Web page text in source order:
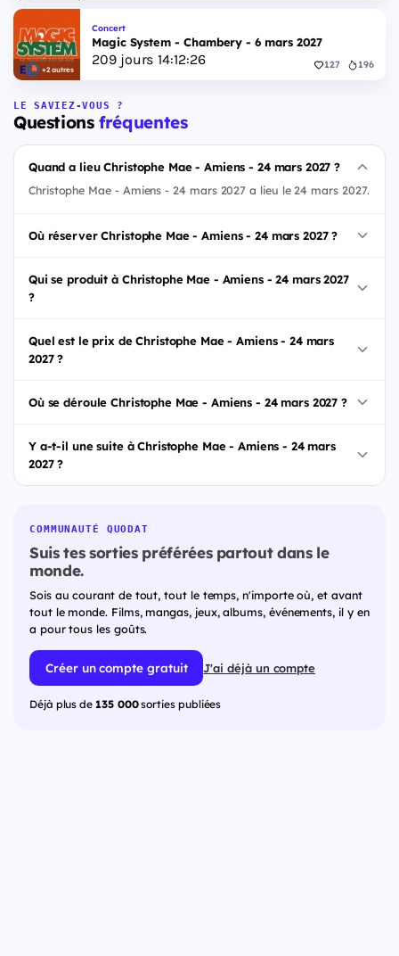
+2 autres
Concert
Magic System - Chambery - 6 mars 2027
209jours 14:12:26 127 196
LE SAVIEZ-VOUS ?
Questionsfréquentes
Quand a lieu Christophe Mae - Amiens - 24 mars 2027 ?
Christophe Mae - Amiens - 24 mars 2027 a lieu le 24 mars 2027.
Où réserver Christophe Mae - Amiens - 24 mars 2027 ?
Qui se produit à Christophe Mae - Amiens - 24 mars 2027
?
Quel est le prix de Christophe Mae - Amiens - 24 mars
2027 ?
Où se déroule Christophe Mae - Amiens - 24 mars 2027 ?
Y a-t-il une suite à Christophe Mae - Amiens - 24 mars
2027 ?
COMMUNAUTÉ QUODAT
Suis tes sorties préférées partout dans le
monde.
Sois au courant de tout, tout le temps, n'importe où, et avant
tout le monde. Films, mangas, jeux, albums, événements, il y en
a pour tous les goûts.
Créer un compte gratuit J'ai déjà un compte
Déjà plus de 135 000sorties publiées